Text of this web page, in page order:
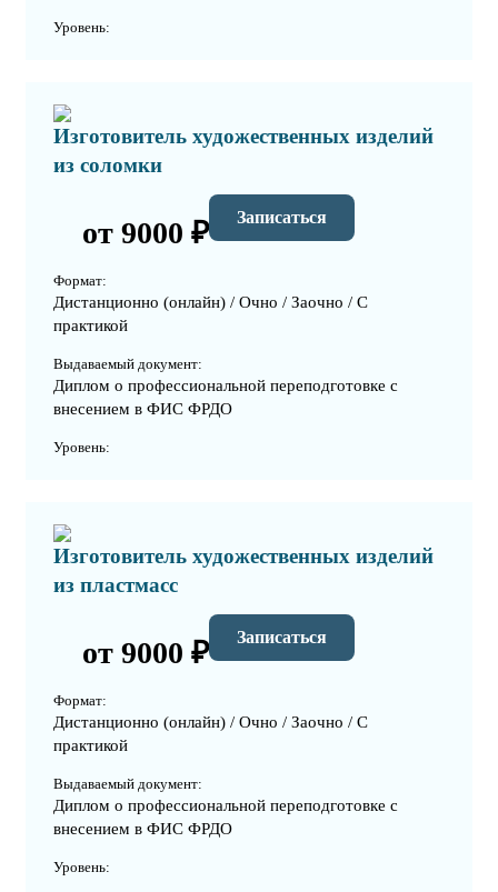
Уровень:
Изготовитель художественных изделий
из соломки
от 9000 ₽ Записаться
Формат:
Дистанционно (онлайн) / Очно / Заочно / С
практикой
Выдаваемый документ:
Диплом о профессиональной переподготовке с
внесением в ФИС ФРДО
Уровень:
Изготовитель художественных изделий
из пластмасс
от 9000 ₽ Записаться
Формат:
Дистанционно (онлайн) / Очно / Заочно / С
практикой
Выдаваемый документ:
Диплом о профессиональной переподготовке с
внесением в ФИС ФРДО
Уровень: